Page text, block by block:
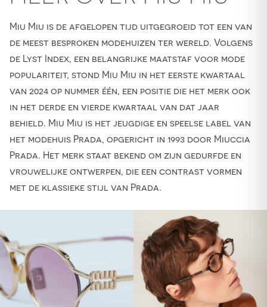
Miu Miu is de afgelopen tijd uitgegroeid tot een van
de meest besproken modehuizen ter wereld. Volgens
de Lyst Index, een belangrijke maatstaf voor mode
populariteit, stond Miu Miu in het eerste kwartaal
van 2024 op nummer één, een positie die het merk ook
in het derde en vierde kwartaal van dat jaar
behield. Miu Miu is het jeugdige en speelse label van
het modehuis Prada, opgericht in 1993 door Miuccia
Prada. Het merk staat bekend om zijn gedurfde en
vrouwelijke ontwerpen, die een contrast vormen
met de klassieke stijl van Prada.